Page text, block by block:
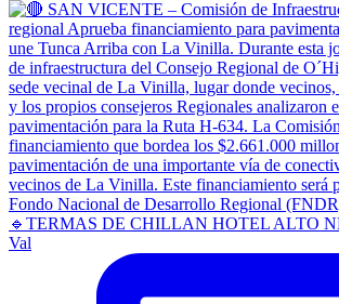
🔹TERMAS DE CHILLAN HOTEL ALTO
Val